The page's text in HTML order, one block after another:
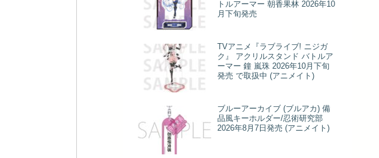
トルアーマー 朝香果林 2026年10
月下旬発売
TVアニメ『ラブライブ! ニジガ
ク』 アクリルスタンド バトルア
ーマー 鐘 嵐珠 2026年10月下旬
発売 で取扱中 (アニメイト)
ブルーアーカイブ (ブルアカ) 備
品風キーホルダー/忍術研究部
2026年8月7日発売 (アニメイト)